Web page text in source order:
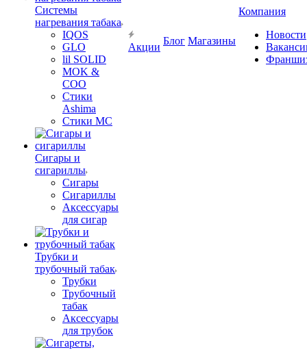
Системы
нагревания табака
IQOS
GLO
lil SOLID
MOK &
COO
Стики
Ashima
Стики MC
Сигары и
сигариллы
Сигары
Сигариллы
Аксессуары
для сигар
Трубки и
трубочный табак
Трубки
Трубочный
табак
Аксессуары
для трубок
Акции
Блог Магазины
Компания
Новости